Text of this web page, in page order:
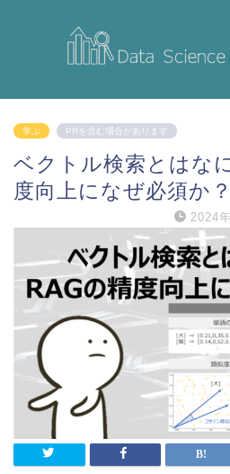
学ぶ PRを含む場合があります
ベクトル検索とはな
度向上になぜ必須か？
2024